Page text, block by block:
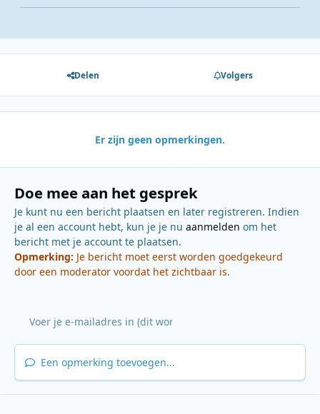
Delen Volgers
Er zijn geen opmerkingen.
Doe mee aan het gesprek
Je kunt nu een bericht plaatsen en later registreren. Indien
je al een account hebt, kun je je nu aanmelden om het
bericht met je account te plaatsen.
Opmerking: Je bericht moet eerst worden goedgekeurd
door een moderator voordat het zichtbaar is.
Een opmerking toevoegen...